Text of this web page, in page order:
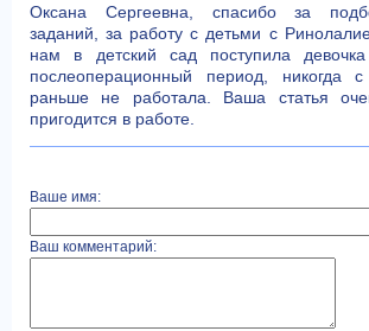
Оксана Сергеевна, спасибо за
заданий, за работу с детьми с
нам в детский сад поступила
послеоперационный период, никогда
раньше не работала. Ваша статья
пригодится в работе.
Ваше имя:
Ваш комментарий: